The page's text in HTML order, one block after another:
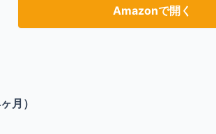
Amazonで開く
月）